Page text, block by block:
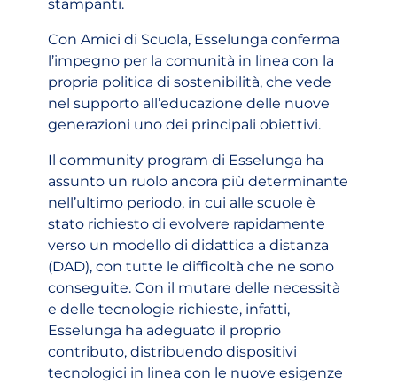
stampanti.
Con Amici di Scuola, Esselunga conferma
l’impegno per la comunità in linea con la
propria politica di sostenibilità, che vede
nel supporto all’educazione delle nuove
generazioni uno dei principali obiettivi.
Il community program di Esselunga ha
assunto un ruolo ancora più determinante
nell’ultimo periodo, in cui alle scuole è
stato richiesto di evolvere rapidamente
verso un modello di didattica a distanza
(DAD), con tutte le difficoltà che ne sono
conseguite. Con il mutare delle necessità
e delle tecnologie richieste, infatti,
Esselunga ha adeguato il proprio
contributo, distribuendo dispositivi
tecnologici in linea con le nuove esigenze